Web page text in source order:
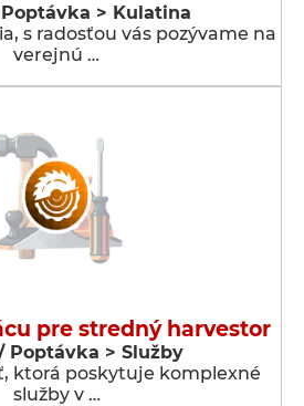
> Kulatina
s radosťou vás pozývame na
verejnú …
pre stredný harvestor
Poptávka > Služby
ktorá poskytuje komplexné
služby v …